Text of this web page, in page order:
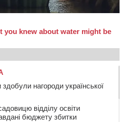
нагороди української
відділу освіти
бюджету збитки